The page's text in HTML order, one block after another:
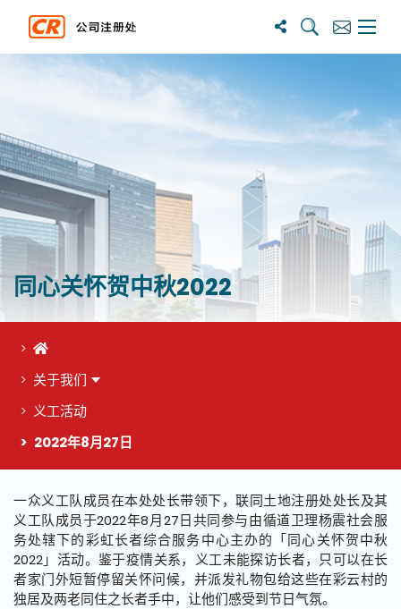
搜尋 訂閱主選
同心关怀贺中秋2022
首页
关于我们
义工活动
2022年8月27日
这个页面的主要内容
一众义工队成员在本处处长带领下，联同土地注册处处长及其
义工队成员于2022年8月27日共同参与由循道卫理杨震社会服
务处辖下的彩虹长者综合服务中心主办的「同心关怀贺中秋
2022」活动。鉴于疫情关系，义工未能探访长者，只可以在长
者家门外短暂停留关怀问候，并派发礼物包给这些在彩云村的
独居及两老同住之长者手中，让他们感受到节日气氛。